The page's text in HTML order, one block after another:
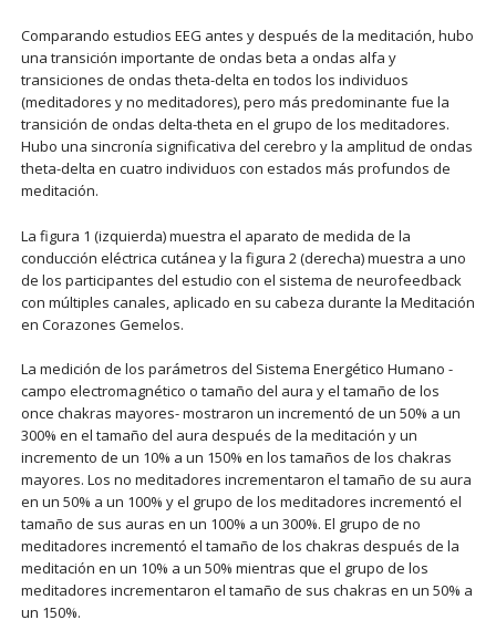
Comparando estudios EEG antes y después de la meditación, hubo
una transición importante de ondas beta a ondas alfa y
transiciones de ondas theta-delta en todos los individuos
(meditadores y no meditadores), pero más predominante fue la
transición de ondas delta-theta en el grupo de los meditadores.
Hubo una sincronía significativa del cerebro y la amplitud de ondas
theta-delta en cuatro individuos con estados más profundos de
meditación.
La figura 1 (izquierda) muestra el aparato de medida de la
conducción eléctrica cutánea y la figura 2 (derecha) muestra a uno
de los participantes del estudio con el sistema de neurofeedback
con múltiples canales, aplicado en su cabeza durante la Meditación
en Corazones Gemelos.
La medición de los parámetros del Sistema Energético Humano -
campo electromagnético o tamaño del aura y el tamaño de los
once chakras mayores- mostraron un incrementó de un 50% a un
300% en el tamaño del aura después de la meditación y un
incremento de un 10% a un 150% en los tamaños de los chakras
mayores. Los no meditadores incrementaron el tamaño de su aura
en un 50% a un 100% y el grupo de los meditadores incrementó el
tamaño de sus auras en un 100% a un 300%. El grupo de no
meditadores incrementó el tamaño de los chakras después de la
meditación en un 10% a un 50% mientras que el grupo de los
meditadores incrementaron el tamaño de sus chakras en un 50% a
un 150%.